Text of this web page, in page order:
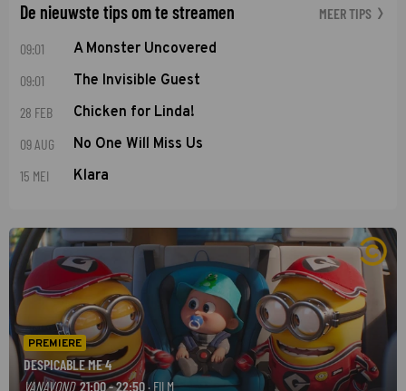
De nieuwste tips om te streamen MEER TIPS
09:01 A Monster Uncovered
09:01 The Invisible Guest
28 FEB Chicken for Linda!
09 AUG No One Will Miss Us
15 MEI Klara
PREMIERE
DESPICABLE ME 4
VANAVOND 21:00 - 22:50 · FILM